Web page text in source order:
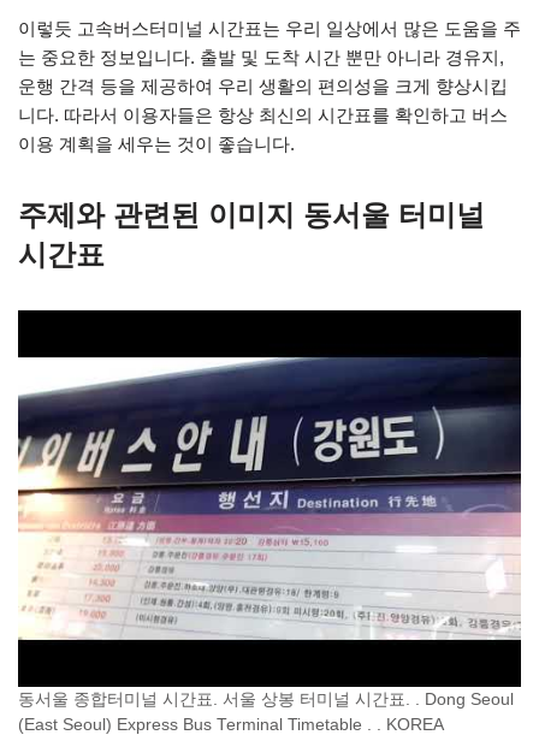
이렇듯 고속버스터미널 시간표는 우리 일상에서 많은 도움을 주
는 중요한 정보입니다. 출발 및 도착 시간 뿐만 아니라 경유지,
운행 간격 등을 제공하여 우리 생활의 편의성을 크게 향상시킵
니다. 따라서 이용자들은 항상 최신의 시간표를 확인하고 버스
이용 계획을 세우는 것이 좋습니다.
주제와 관련된 이미지 동서울 터미널
시간표
동서울 종합터미널 시간표. 서울 상봉 터미널 시간표. . Dong Seoul
(East Seoul) Express Bus Terminal Timetable . . KOREA